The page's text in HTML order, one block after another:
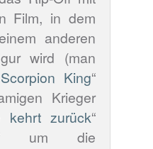
Film, in dem
anderen
wird (man
King“
Krieger
kehrt zurück“
um die